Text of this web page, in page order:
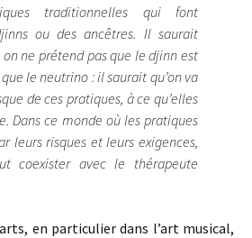
traditionnelles qui font
ou des ancêtres. Il saurait
on ne prétend pas que le djinn est
le neutrino : il saurait qu’on va
de ces pratiques, à ce qu’elles
Dans ce monde où les pratiques
leurs risques et leurs exigences,
coexister avec le thérapeute
en particulier dans l’art musical,